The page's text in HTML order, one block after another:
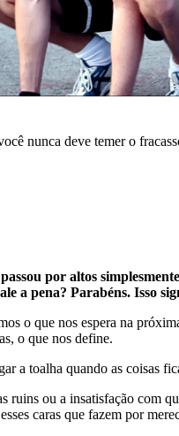
nunca deve temer o
por altos
a pena? Parabéns. Isso
o que nos espera na
o que nos define.
a toalha quando as coisas
ruins ou a insatisfação com
caras que fazem por